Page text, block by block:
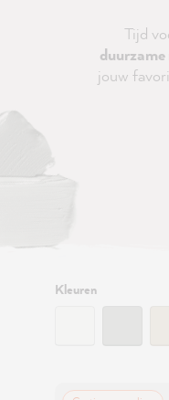
Tijd
jouw
Filter:
Kleuren